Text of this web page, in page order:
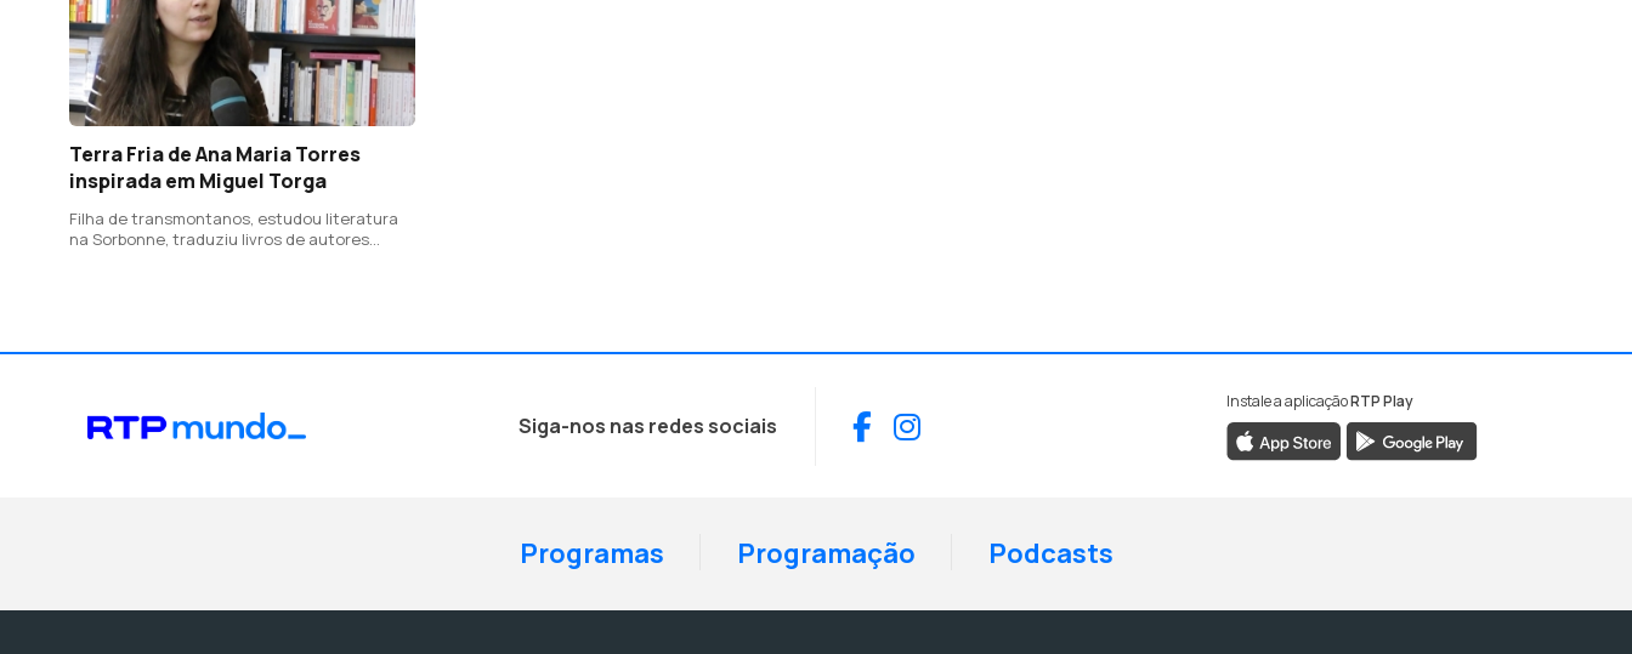
Terra Fria de Ana Maria Torres
inspirada em Miguel Torga
Filha de transmontanos, estudou literatura
na Sorbonne, traduziu livros de autores
Siga-nos nas redes sociais Facebook
Instagram
Instale a aplicaçãoRTP Play
Programas Programação Podcasts